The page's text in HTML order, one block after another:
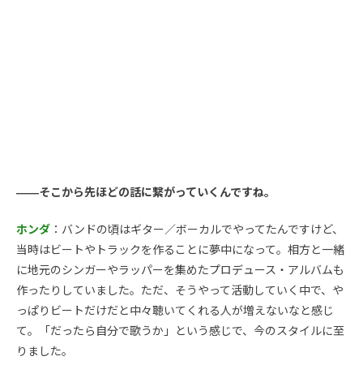
――そこから先ほどの話に繋がっていくんですね。
ホンダ ：バンドの頃はギター／ボーカルでやってたんですけど、
当時はビートやトラックを作ることに夢中になって。相方と一緒
に地元のシンガーやラッパーを集めたプロデュース・アルバムも
作ったりしていました。ただ、そうやって活動していく中で、や
っぱりビートだけだと中々聴いてくれる人が増えないなと感じ
て。「だったら自分で歌うか」という感じで、今のスタイルに至
りました。